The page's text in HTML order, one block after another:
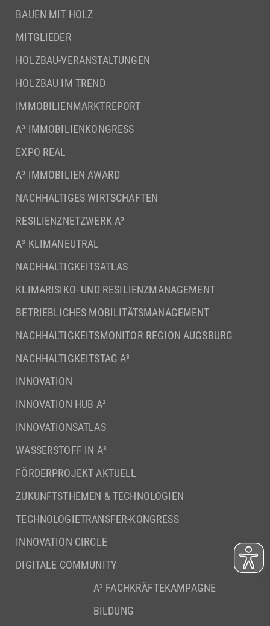
BAUEN MIT HOLZ
MITGLIEDER
HOLZBAU-VERANSTALTUNGEN
HOLZBAU IM TREND
IMMOBILIENMARKTREPORT
A³ IMMOBILIENKONGRESS
EXPO REAL
A³ IMMOBILIEN AWARD
NACHHALTIGES WIRTSCHAFTEN
RESILIENZNETZWERK A³
A³ KLIMANEUTRAL
NACHHALTIGKEITSATLAS
KLIMARISIKO- UND RESILIENZMANAGEMENT
BETRIEBLICHES MOBILITÄTSMANAGEMENT
NACHHALTIGKEITSMONITOR REGION AUGSBURG
NACHHALTIGKEITSTAG A³
INNOVATION
INNOVATION HUB A³
INNOVATIONSATLAS
WASSERSTOFF IN A³
FÖRDERPROJEKT AKTUELL
ZUKUNFTSTHEMEN & TECHNOLOGIEN
TECHNOLOGIETRANSFER-KONGRESS
INNOVATION CIRCLE
DIGITALE COMMUNITY
A³ FACHKRÄFTEKAMPAGNE
BILDUNG